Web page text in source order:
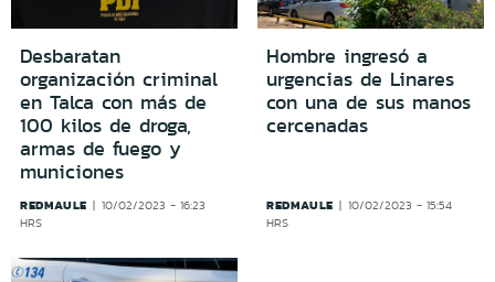
Desbaratan
organización criminal
en Talca con más de
100 kilos de droga,
armas de fuego y
municiones
REDMAULE
10/02/2023 - 16:23
HRS
Hombre ingresó a
urgencias de Linares
con una de sus manos
cercenadas
REDMAULE
10/02/2023 - 15:54
HRS